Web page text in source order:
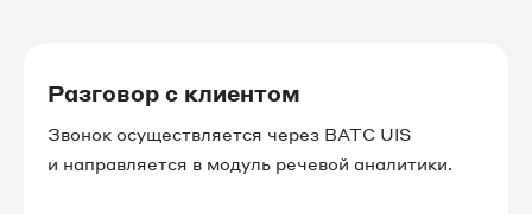
Разговор с клиентом
Звонок осуществляется через ВАТС UIS
и направляется в модуль речевой аналитики.